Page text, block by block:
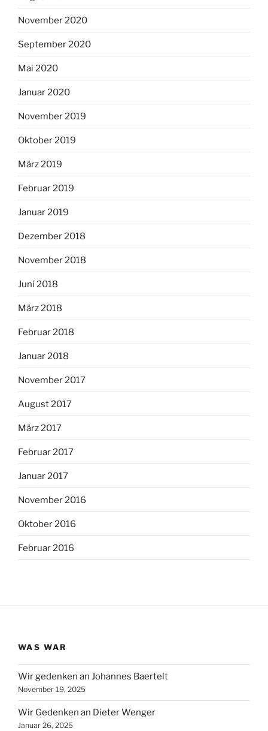
November 2020
September 2020
Mai 2020
Januar 2020
November 2019
Oktober 2019
März 2019
Februar 2019
Januar 2019
Dezember 2018
November 2018
Juni 2018
März 2018
Februar 2018
Januar 2018
November 2017
August 2017
März 2017
Februar 2017
Januar 2017
November 2016
Oktober 2016
Februar 2016
WAS WAR
Wir gedenken an Johannes Baertelt
November 19, 2025
Wir Gedenken an Dieter Wenger
Januar 26, 2025